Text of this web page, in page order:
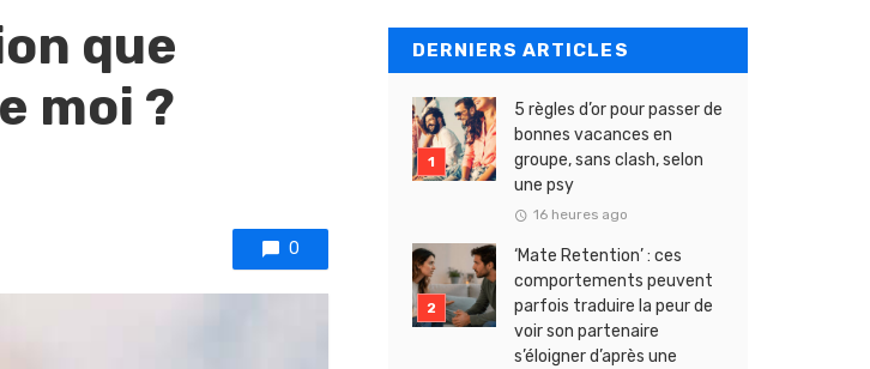
que
moi ?
0
DERNIERS ARTICLES
5 règles d’or pour passer de
bonnes vacances en
groupe, sans clash, selon
une psy
16 heures ago
‘Mate Retention’ : ces
comportements peuvent
parfois traduire la peur de
voir son partenaire
s’éloigner d’après une